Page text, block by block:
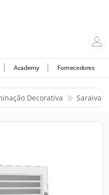
Academy Fornecedores
Decorativa Saraiva